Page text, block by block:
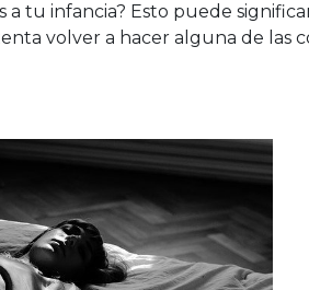
a tu infancia? Esto puede
volver a hacer alguna de las